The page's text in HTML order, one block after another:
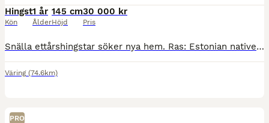
Hingst
Kön
1 år
Ålder
145 cm
Höjd
30 000 kr
Pris
Snälla ettårshingstar söker nya hem. Ras: Estonian native hästar 1. Namn: Eino mörkbrun hingst välproportionerad och trevlig individ. Beräknas bli D-ponny. Pris: 30 000kr. 2. Namn: Elvish brun hing
Väring (74.6km)
PRO